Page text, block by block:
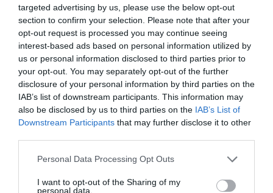
targeted advertising by us, please use the below opt-out
section to confirm your selection. Please note that after your
opt-out request is processed you may continue seeing
interest-based ads based on personal information utilized by
us or personal information disclosed to third parties prior to
your opt-out. You may separately opt-out of the further
disclosure of your personal information by third parties on the
IAB’s list of downstream participants. This information may
also be disclosed by us to third parties on the IAB’s List of
Downstream Participants that may further disclose it to other
Personal Data Processing Opt Outs
I want to opt-out of the Sharing of my
personal data.
Pour cette année, «Sénégal Airlines a prévu quelque
chose d’exceptionnelle, c’est-à-dire une classe
affaires. Si on devait la calculer, cette classe pourrait
faire trois à quatre fois le billet, mais la Compagnie
demande exceptionnellement 200.000 CFA», a dit Mor
Ngom, expliquant que ces 200.000 CFA vont
permettre de mettre à la disposition des passagers
service et de traitement. Non seulement toutes les
un certain nombre de directives à la compagnie pour